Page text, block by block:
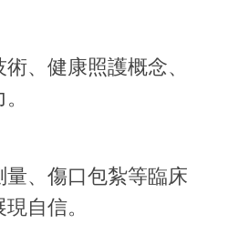
、健康照護概念、
、傷口包紮等臨床
自信。